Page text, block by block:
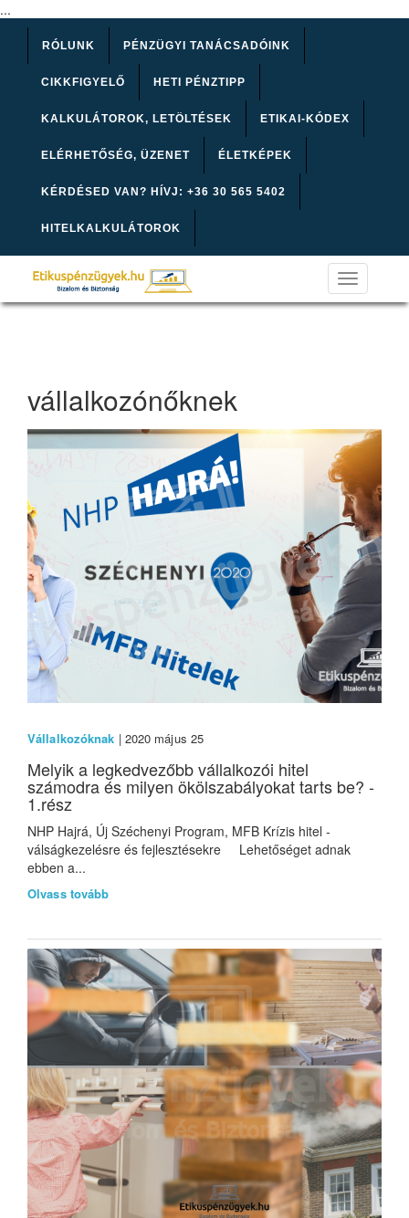
...
RÓLUNK PÉNZÜGYI TANÁCSADÓINK
CIKKFIGYELŐ HETI PÉNZTIPP
KALKULÁTOROK, LETÖLTÉSEK ETIKAI-KÓDEX
ELÉRHETŐSÉG, ÜZENET ÉLETKÉPEK
KÉRDÉSED VAN? HÍVJ: +36 30 565 5402
HITELKALKULÁTOROK
Toggle
navigation
vállalkozónőknek
Vállalkozóknak | 2020 május 25
Melyik a legkedvezőbb vállalkozói hitel
számodra és milyen ökölszabályokat tarts be? -
1.rész
NHP Hajrá, Új Széchenyi Program, MFB Krízis hitel -
válságkezelésre és fejlesztésekre Lehetőséget adnak
ebben a...
Olvass tovább